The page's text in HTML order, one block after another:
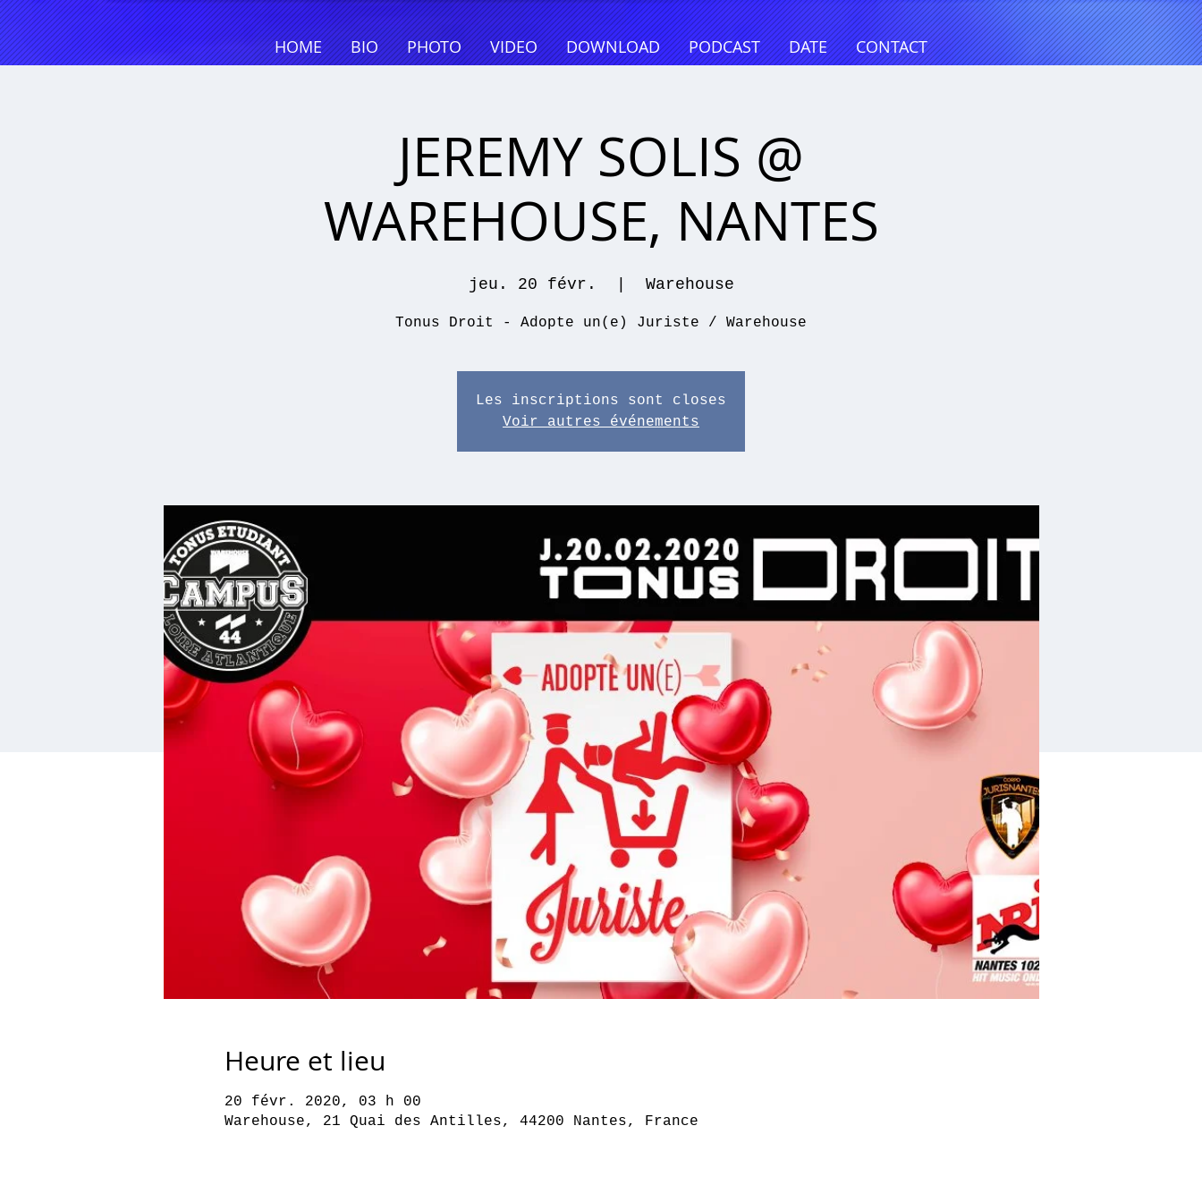
HOME BIO PHOTO VIDEO DOWNLOAD PODCAST DATE CONTACT
JEREMY SOLIS @
WAREHOUSE, NANTES
jeu. 20 févr. Warehouse
Tonus Droit - Adopte un(e) Juriste / Warehouse
Les inscriptions sont closes
Voir autres événements
Heure et lieu
20 févr. 2020, 03 h 00
Warehouse, 21 Quai des Antilles, 44200 Nantes, France